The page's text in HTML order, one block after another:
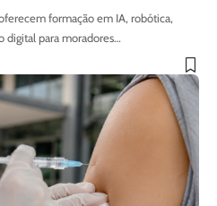
formação em IA, robótica,
digital para moradores…